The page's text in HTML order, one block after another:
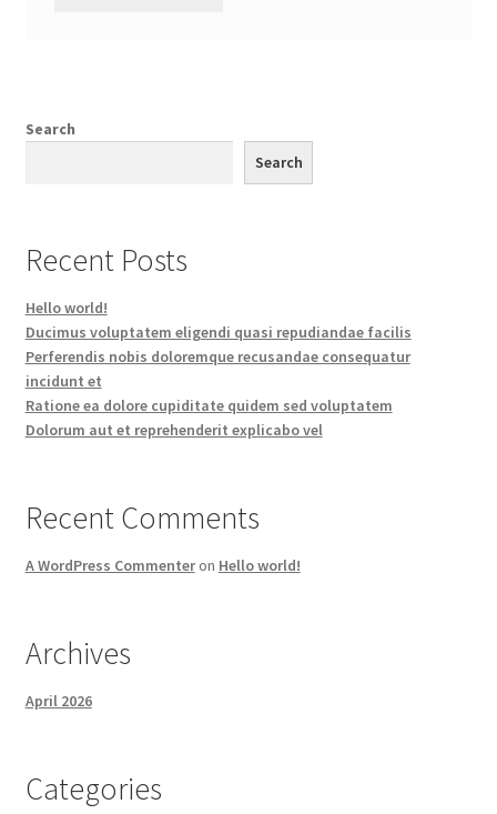
Search
Search
Recent Posts
Hello world!
Ducimus voluptatem eligendi quasi repudiandae facilis
Perferendis nobis doloremque recusandae consequatur
incidunt et
Ratione ea dolore cupiditate quidem sed voluptatem
Dolorum aut et reprehenderit explicabo vel
Recent Comments
A WordPress Commenteron Hello world!
Archives
April 2026
Categories